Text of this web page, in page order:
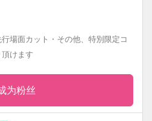
場面カット・その他、特別限定コ
けます
为粉丝